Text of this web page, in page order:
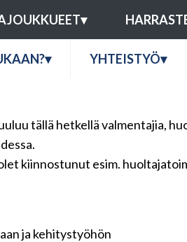
▾
▾ YHTEISTYÖ▾
tällä hetkellä valmentajia,
kiinnostunut esim.
ja kehitystyöhön